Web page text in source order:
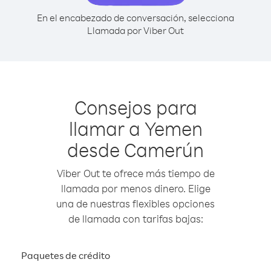
En el encabezado de conversación, selecciona
Llamada por Viber Out
Consejos para
llamar a Yemen
desde Camerún
Viber Out te ofrece más tiempo de
llamada por menos dinero. Elige
una de nuestras flexibles opciones
de llamada con tarifas bajas:
Paquetes de crédito